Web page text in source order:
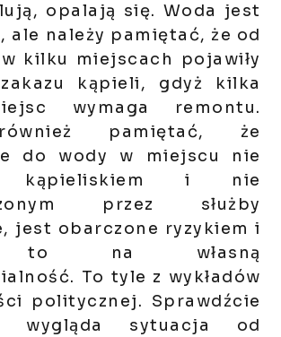
opalają się. Woda jest
ale należy pamiętać, że od
kilku miejscach pojawiły
kąpieli, gdyż kilka
wymaga remontu.
pamiętać, że
do wody w miejscu nie
kąpieliskiem i nie
przez służby
jest obarczone ryzykiem i
to na własną
To tyle z wykładów
politycznej. Sprawdźcie
wygląda sytuacja od